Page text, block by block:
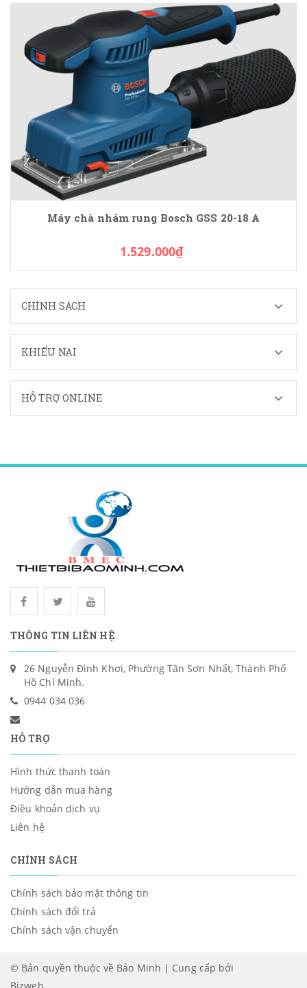
Máy chà nhám rung Bosch GSS 20-18 A
1.529.000₫
CHÍNH SÁCH
KHIẾU NẠI
HỖ TRỢ ONLINE
THÔNG TIN LIÊN HỆ
26 Nguyễn Đình Khơi, Phường Tân Sơn Nhất, Thành Phố
Hồ Chí Minh.
0944 034 036
HỖ TRỢ
Hình thức thanh toán
Hướng dẫn mua hàng
Điều khoản dịch vụ
Liên hệ
CHÍNH SÁCH
Chính sách bảo mật thông tin
Chính sách đổi trả
Chính sách vận chuyển
© Bản quyền thuộc về Bảo Minh | Cung cấp bởi